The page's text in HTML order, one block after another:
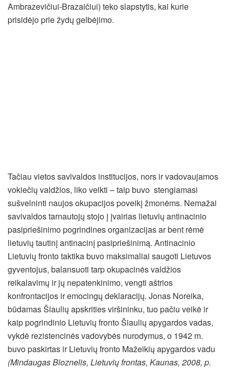
Ambrazevičiui-Brazaičiui) teko slapstytis, kai kurie
prisidėjo prie žydų gelbėjimo.
Tačiau vietos savivaldos institucijos, nors ir vadovaujamos
vokiečių valdžios, liko veikti – taip buvo stengiamasi
sušvelninti naujos okupacijos poveikį žmonėms. Nemažai
savivaldos tarnautojų stojo į įvairias lietuvių antinacinio
pasipriešinimo pogrindines organizacijas ar bent rėmė
lietuvių tautinį antinacinį pasipriešinimą. Antinacinio
Lietuvių fronto taktika buvo maksimaliai saugoti Lietuvos
gyventojus, balansuoti tarp okupacinės valdžios
reikalavimų ir jų nepatenkinimo, vengti aštrios
konfrontacijos ir emocingų deklaracijų. Jonas Noreika,
būdamas Šiaulių apskrities viršininku, tuo pačiu veikė ir
kaip pogrindinio Lietuvių fronto Šiaulių apygardos vadas,
vykdė rezistencinės vadovybės nurodymus, o 1942 m.
buvo paskirtas ir Lietuvių fronto Mažeikių apygardos vadu
(Mindaugas Bloznelis, Lietuvių frontas, Kaunas, 2008, p.